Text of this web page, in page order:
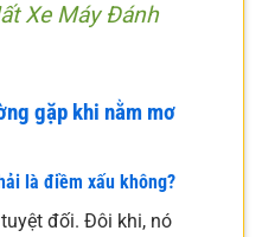
Xe Máy Đánh
gặp khi nằm mơ
là điềm xấu không?
đối. Đôi khi, nó